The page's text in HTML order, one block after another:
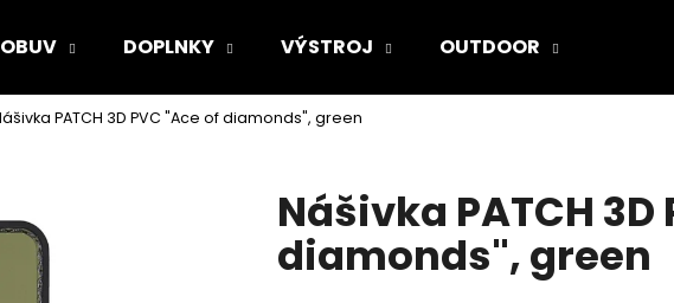
OBUV DOPLNKY VÝSTROJ OUTDOOR ARMY
PATCH 3D PVC "Ace of diamonds", green
Nášivka PATCH 3D
diamonds", green
Čo potrebujete nájsť?
HĽADAŤ